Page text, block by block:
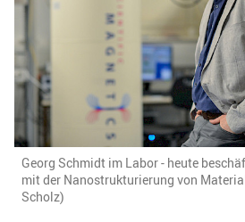
Georg Schmidt im Labor - heute
mit der Nanostrukturierung von
Scholz)